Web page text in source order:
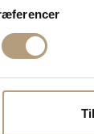
placering,
scanning af
Vores